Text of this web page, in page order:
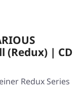
(Redux) | CD
Redux Series